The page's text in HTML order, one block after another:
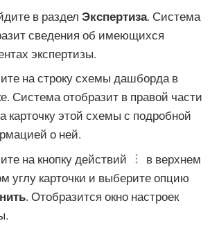
в раздел Экспертиза. Система
сведения об имеющихся
экспертизы.
на строку схемы дашборда в
Система отобразит в правой части
карточку этой схемы с подробной
о ней.
на кнопку действий
в верхнем
углу карточки и выберите опцию
. Отобразится окно настроек